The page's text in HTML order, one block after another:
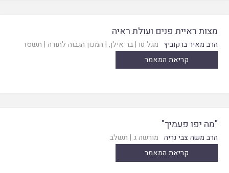
מצות ראיית פנים ועולת ראיה
הרב מאיר ברקוביץ מגל טו |בר אילן, | המכון הגבוה לתורה | תשסז
קריאת המאמר
"מה יפו פעמיך"
הרב משה צבי נריה מורשה ג | תשלב
קריאת המאמר